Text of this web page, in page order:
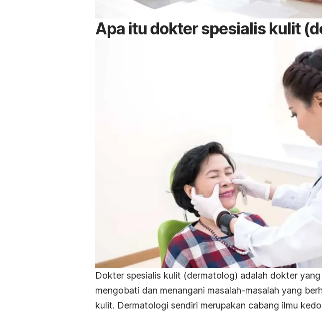
Apa itu dokter spesialis kulit
Dokter spesialis kulit (dermatolog) adalah dokter
mengobati dan menangani masalah-masalah yang
kulit. Dermatologi sendiri merupakan cabang ilmu